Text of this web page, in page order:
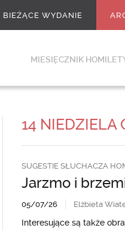
BIEŻĄCE WYDANIE
MIESIĘCZNIK
14 NIEDZIELA
SUGESTIE SŁUCHACZA
Jarzmo i
05/07/26 Elżbieta
Interesujące są także